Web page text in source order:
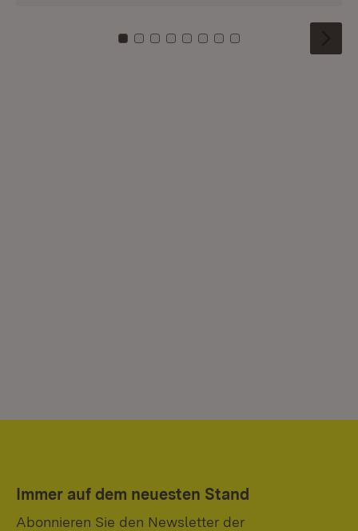
Zu Kachel: 0
Zu Kachel: 1
Zu Kachel: 2
Zu Kachel: 3
Zu Kachel: 4
Zu Kachel: 5
Zu Kachel: 6
Zu Kachel: 7
Immer auf dem neuesten Stand
Abonnieren Sie den Newsletter der